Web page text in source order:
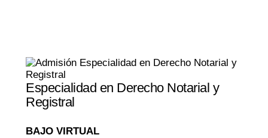
Especialidad en Derecho Notarial y
Registral
BAJO VIRTUAL